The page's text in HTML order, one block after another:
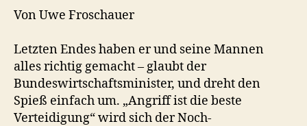
Von Uwe Froschauer
Letzten Endes haben er und seine Mannen
alles richtig gemacht – glaubt der
Bundeswirtschaftsminister, und dreht den
Spieß einfach um. „Angriff ist die beste
Verteidigung“ wird sich der Noch-